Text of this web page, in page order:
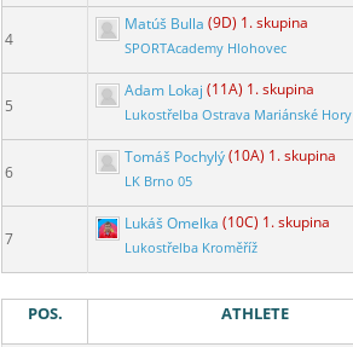
4
Matúš Bulla (9D) 1. skupina
SPORTAcademy Hlohovec
5
Adam Lokaj (11A) 1. skupina
Lukostřelba Ostrava Mariánské Hory
6
Tomáš Pochylý(10A) 1. skupina
LK Brno 05
7
Lukáš Omelka (10C) 1. skupina
Lukostřelba Kroměříž
POS. ATHLETE